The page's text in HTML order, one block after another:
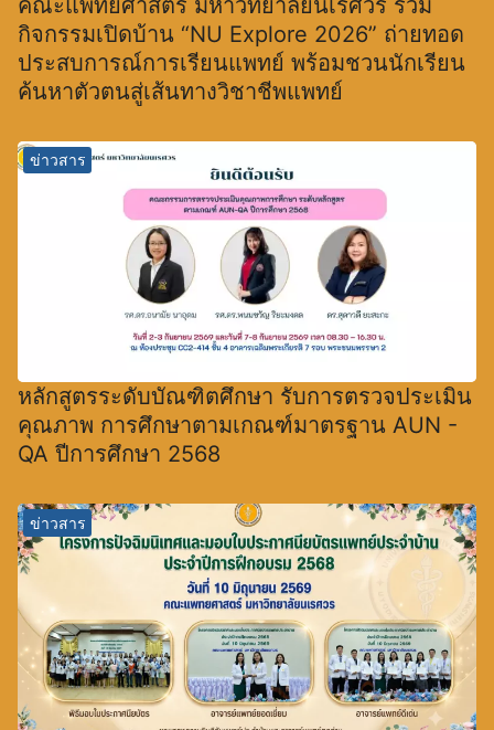
คณะแพทยศาสตร์ มหาวิทยาลัยนเรศวร ร่วม
กิจกรรมเปิดบ้าน “NU Explore 2026” ถ่ายทอด
ประสบการณ์การเรียนแพทย์ พร้อมชวนนักเรียน
ค้นหาตัวตนสู่เส้นทางวิชาชีพแพทย์
ข่าวสาร
หลักสูตรระดับบัณฑิตศึกษา รับการตรวจประเมิน
คุณภาพ การศึกษาตามเกณฑ์มาตรฐาน AUN -
QA ปีการศึกษา 2568
ข่าวสาร